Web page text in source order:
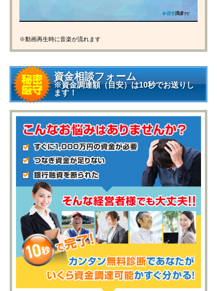
※動画再生時に音楽が流れます
資金相談フォーム
※資金調達額（目安）は10秒でお送りし
ます！